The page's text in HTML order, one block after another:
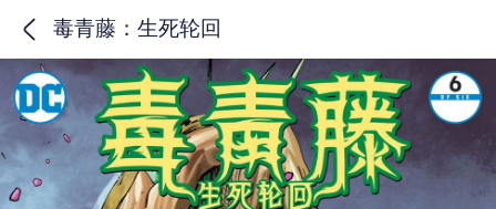
毒青藤：生死轮回